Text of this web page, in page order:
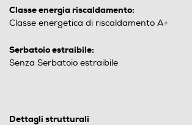
Classe energia riscaldamento:
Classe energetica di riscaldamento A+
Serbatoio estraibile:
Senza Serbatoio estraibile
Dettagli strutturali